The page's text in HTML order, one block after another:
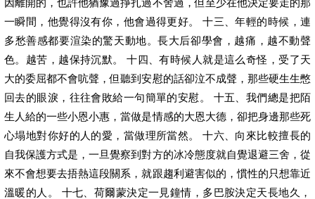
一瞬間，他覺得沒有你，他會過得更好。 十三、年輕的時候，連
多愁善感都要渲染的驚天動地。長大后卻學會，越痛，越不動聲
色。越苦，越保持沉默。 十四、有時候人就是這么奇怪，受了天
大的委屈都不會吭聲，但聽到安慰的話卻泣不成聲，那些硬生生憋
回去的眼淚，往往會敗給一句簡單的安慰。 十五、我們總是把陌
生人給的一些小恩小惠，當做是情感的大恩大德，卻把身邊那些死
心塌地對你好的人的愛，當做理所當然。 十六、向來比較擅長的
自我保護方式是，一旦覺察到對方的冰冷態度就自覺退避三舍，從
來不會想要去捂熱這段關系，就跟趨利避害似的，慣性的只想靠近
溫暖的人。 十七、荷爾蒙決定一見鐘情，多巴胺決定天長地久，